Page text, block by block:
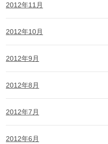
2012年11月
2012年10月
2012年9月
2012年8月
2012年7月
2012年6月